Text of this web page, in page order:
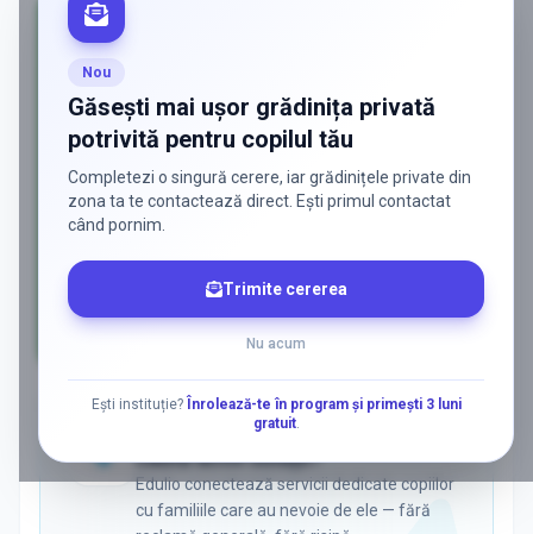
Nou
Găsești mai ușor grădinița privată
potrivită pentru copilul tău
Completezi o singură cerere, iar grădinițele private din
zona ta te contactează direct. Ești primul contactat
când pornim.
Trimite cererea
Nu acum
Ești instituție?
Înrolează-te în program și primești 3 luni
gratuit.
Vrei să ajungi la părinții care
caută activ soluții?
Edulio conectează servicii dedicate copiilor
cu familiile care au nevoie de ele — fără